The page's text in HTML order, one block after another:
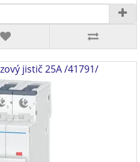
jistič 25A /41791/